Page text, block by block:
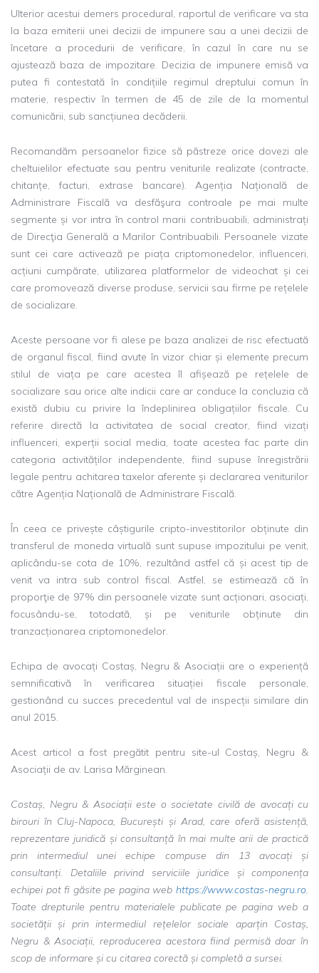
Ulterior acestui demers procedural, raportul de verificare va sta
la baza emiterii unei decizii de impunere sau a unei decizii de
încetare a procedurii de verificare, în cazul în care nu se
ajustează baza de impozitare. Decizia de impunere emisă va
putea fi contestată în condițiile regimul dreptului comun în
materie, respectiv în termen de 45 de zile de la momentul
comunicării, sub sancțiunea decăderii.
Recomandăm persoanelor fizice să păstreze orice dovezi ale
cheltuielilor efectuate sau pentru veniturile realizate (contracte,
chitanțe, facturi, extrase bancare). Agenția Națională de
Administrare Fiscală va desfăşura controale pe mai multe
segmente și vor intra în control marii contribuabili, administrați
de Direcţia Generală a Marilor Contribuabili. Persoanele vizate
sunt cei care activează pe piața criptomonedelor, influenceri,
acțiuni cumpărate, utilizarea platformelor de videochat și cei
care promovează diverse produse, servicii sau firme pe rețelele
de socializare.
Aceste persoane vor fi alese pe baza analizei de risc efectuată
de organul fiscal, fiind avute în vizor chiar și elemente precum
stilul de viața pe care acestea îl afișează pe rețelele de
socializare sau orice alte indicii care ar conduce la concluzia că
există dubiu cu privire la îndeplinirea obligațiilor fiscale. Cu
referire directă la activitatea de social creator, fiind vizați
influenceri, experții social media, toate acestea fac parte din
categoria activităților independente, fiind supuse înregistrării
legale pentru achitarea taxelor aferente și declararea veniturilor
către Agenția Națională de Administrare Fiscală.
În ceea ce privește câștigurile cripto-investitorilor obținute din
transferul de moneda virtuală sunt supuse impozitului pe venit,
aplicându-se cota de 10%, rezultând astfel că și acest tip de
venit va intra sub control fiscal. Astfel, se estimează că în
proporţie de 97% din persoanele vizate sunt acționari, asociați,
focusându-se, totodată, și pe veniturile obținute din
tranzacționarea criptomonedelor.
Echipa de avocați Costaș, Negru & Asociații are o experiență
semnificativă în verificarea situației fiscale personale,
gestionând cu succes precedentul val de inspecții similare din
anul 2015.
Acest articol a fost pregătit pentru site-ul Costaș, Negru &
Asociații de av. Larisa Mărginean.
Costaș, Negru & Asociații este o societate civilă de avocați cu
birouri în Cluj-Napoca, București și Arad, care oferă asistență,
reprezentare juridică și consultanță în mai multe arii de practică
prin intermediul unei echipe compuse din 13 avocați și
consultanți. Detaliile privind serviciile juridice și componența
echipei pot fi găsite pe pagina web https://www.costas-negru.ro.
Toate drepturile pentru materialele publicate pe pagina web a
societății și prin intermediul rețelelor sociale aparțin Costaș,
Negru & Asociații, reproducerea acestora fiind permisă doar în
scop de informare și cu citarea corectă și completă a sursei.